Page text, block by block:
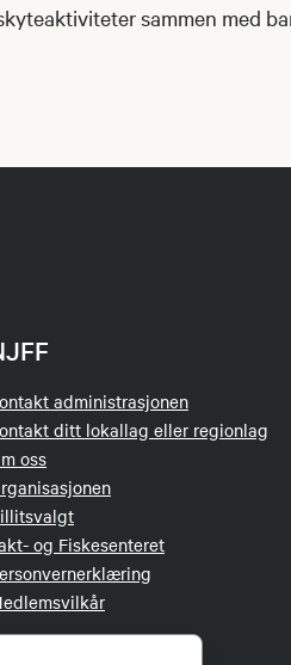
sammen med
administrasjonen
ditt lokallag eller regionlag
oss
og Fiskesenteret